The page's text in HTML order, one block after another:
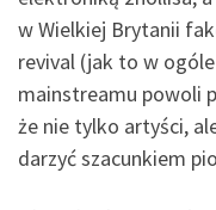
w Wielkiej Brytanii
revival (jak to w
mainstreamu powoli
że nie tylko artyści,
darzyć szacunkiem